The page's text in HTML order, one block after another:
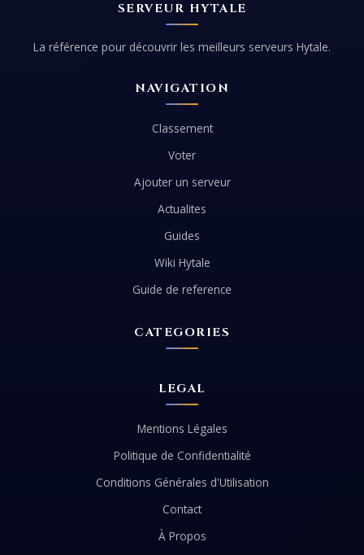
SERVEUR HYTALE
La référence pour découvrir les meilleurs serveurs Hytale.
NAVIGATION
Classement
Voter
Ajouter un serveur
Actualites
Guides
Wiki Hytale
Guide de reference
CATEGORIES
LEGAL
Mentions Légales
Politique de Confidentialité
Conditions Générales d'Utilisation
Contact
À Propos